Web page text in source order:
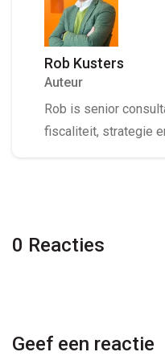
Rob Kusters
Auteur
Rob is senior
fiscaliteit, strategie
0 Reacties
Geef een reactie